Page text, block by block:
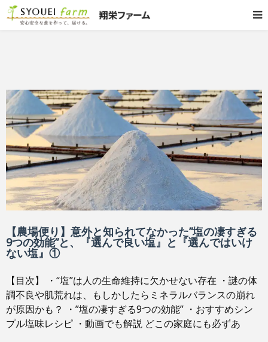
【農場便り】意外と知られてなかった”塩の凄すぎる
9つの効能”と、『選んで良い塩』と『選んではいけ
ない塩』①
【目次】 ・“塩”は人の生命維持に欠かせない存在 ・謎の体
調不良や肌荒れは、もしかしたらミネラルバランスの崩れ
が原因かも？ ・”塩の凄すぎる9つの効能” ・おすすめシン
プル塩味レシピ ・動画でも解説 どこの家庭にも必ずあ